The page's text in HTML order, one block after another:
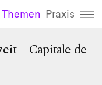
We Refugees
Themen Praxis
– Capitale de